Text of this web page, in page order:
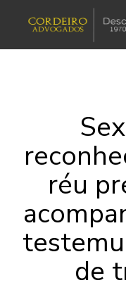
réu
de